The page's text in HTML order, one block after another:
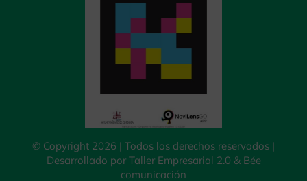
© Copyright 2026 | Todos los derechos reservados |
Desarrollado por Taller Empresarial 2.0 & Bée
comunicación